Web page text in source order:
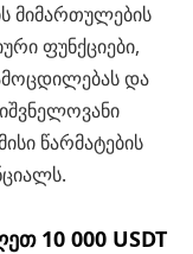
მიმართულების
ფუნქციები,
და
წარმატების
10 000 USDT